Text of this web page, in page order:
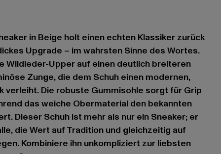
in Beige holt einen echten Klassiker zurück
Upgrade – im wahrsten Sinne des Wortes.
Wildleder-Upper auf einen deutlich breiteren
Zunge, die dem Schuh einen modernen,
verleiht. Die robuste Gummisohle sorgt für Grip
das weiche Obermaterial den bekannten
Dieser Schuh ist mehr als nur ein Sneaker; er
die Wert auf Tradition und gleichzeitig auf
Kombiniere ihn unkompliziert zur liebsten